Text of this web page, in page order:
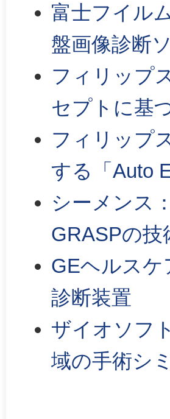
富士フイル
盤画像診断
フィリップ
セプトに基
フィリップ
する「Auto
シーメンス
GRASPの技
GEヘルスケ
診断装置
ザイオソフ
域の手術シ